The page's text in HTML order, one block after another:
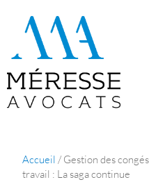
Accueil / Gestion des
travail : La saga continue